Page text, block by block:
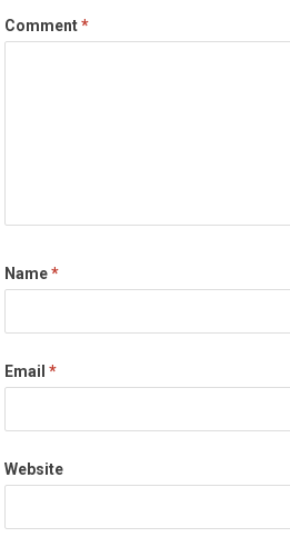
Comment*
Name*
Email*
Website